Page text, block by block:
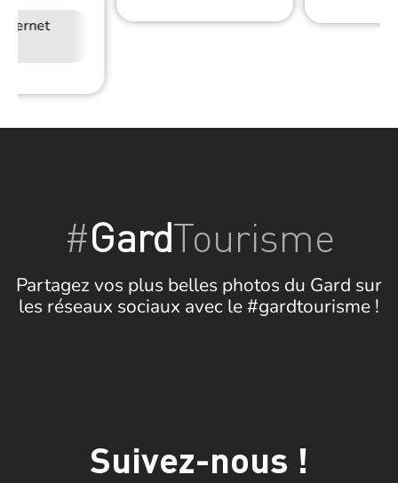
#GardTourisme
Partagez vos plus belles photos du Gard sur
les réseaux sociaux avec le #gardtourisme !
Suivez-nous !